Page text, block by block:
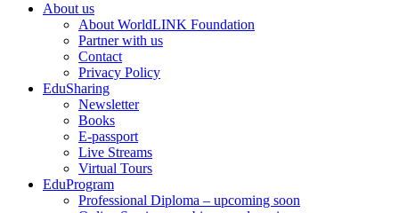
About us
About WorldLINK Foundation
Partner with us
Contact
Privacy Policy
EduSharing
Newsletter
Books
E-passport
Live Streams
Virtual Tours
EduProgram
Professional Diploma – upcoming soon